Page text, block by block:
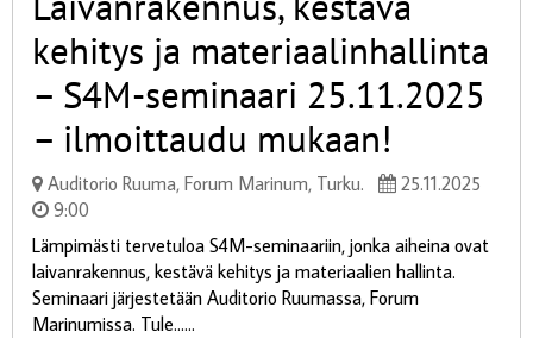
kehitys ja materiaalinhallinta
– S4M-seminaari 25.11.2025
– ilmoittaudu mukaan!
Auditorio Ruuma, Forum Marinum, Turku.
25.11.2025
9:00
Lämpimästi tervetuloa S4M-seminaariin, jonka aiheina ovat
laivanrakennus, kestävä kehitys ja materiaalien hallinta.
Seminaari järjestetään Auditorio Ruumassa, Forum
Marinumissa. Tule......